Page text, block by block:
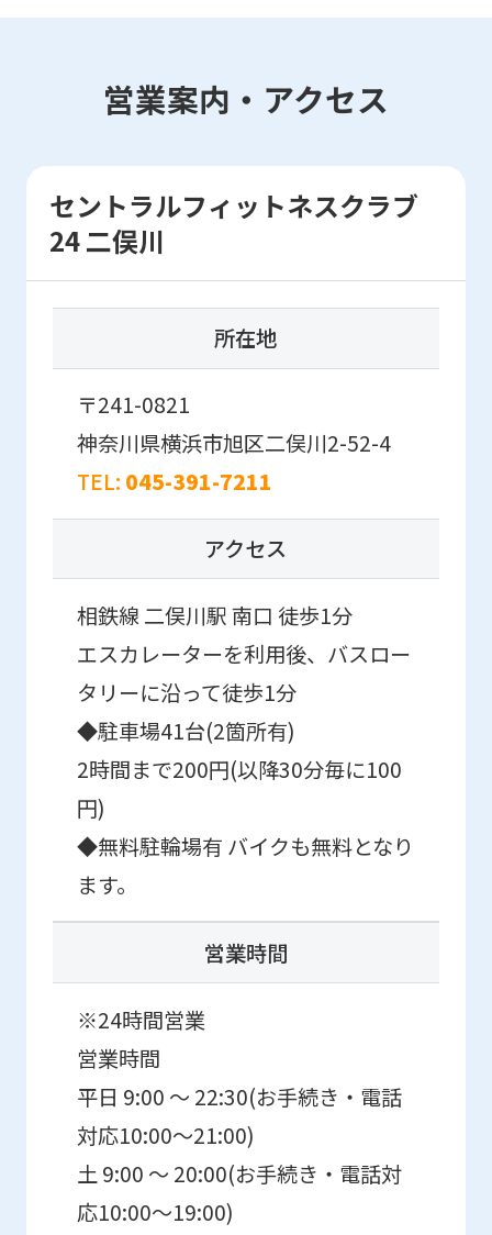
営業案内・アクセス
セントラルフィットネスクラブ
24 二俣川
所在地
〒241-0821
神奈川県横浜市旭区二俣川2-52-4
TEL: 045-391-7211
アクセス
相鉄線 二俣川駅 南口 徒歩1分
エスカレーターを利用後、バスロー
タリーに沿って徒歩1分
◆駐車場41台(2箇所有)
2時間まで200円(以降30分毎に100
円)
◆無料駐輪場有 バイクも無料となり
ます。
営業時間
※24時間営業
営業時間
平日 9:00 ～ 22:30(お手続き・電話
対応10:00～21:00)
土 9:00 ～ 20:00(お手続き・電話対
応10:00～19:00)
The
differ
the
original
content.
ask
that
you
fully
understand
this
before
using
the
service.